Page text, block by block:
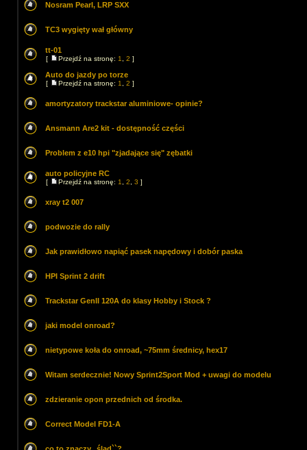
Nosram Pearl, LRP SXX
TC3 wygięty wał główny
tt-01
[ Przejdź na stronę: 1 2 ]
Auto do jazdy po torze
[ Przejdź na stronę: 1 2 ]
amortyzatory trackstar aluminiowe- opinie?
Ansmann Are2 kit - dostępność części
Problem z e10 hpi "zjadające się" zębatki
auto policyjne RC
[ Przejdź na stronę: 1 2 3 ]
xray t2 007
podwozie do rally
Jak prawidłowo napiąć pasek napędowy i dobór paska
HPI Sprint 2 drift
Trackstar GenII 120A do klasy Hobby i Stock ?
jaki model onroad?
nietypowe koła do onroad, ~75mm średnicy, hex17
Witam serdecznie! Nowy Sprint2Sport Mod + uwagi do modelu
zdzieranie opon przednich od środka.
Correct Model FD1-A